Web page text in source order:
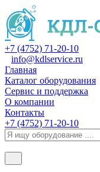
+7 (4752) 71-20-10
info@kdlservice.ru
Главная
Каталог оборудования
Сервис и поддержка
О компании
Контакты
+7 (4752) 71-20-10